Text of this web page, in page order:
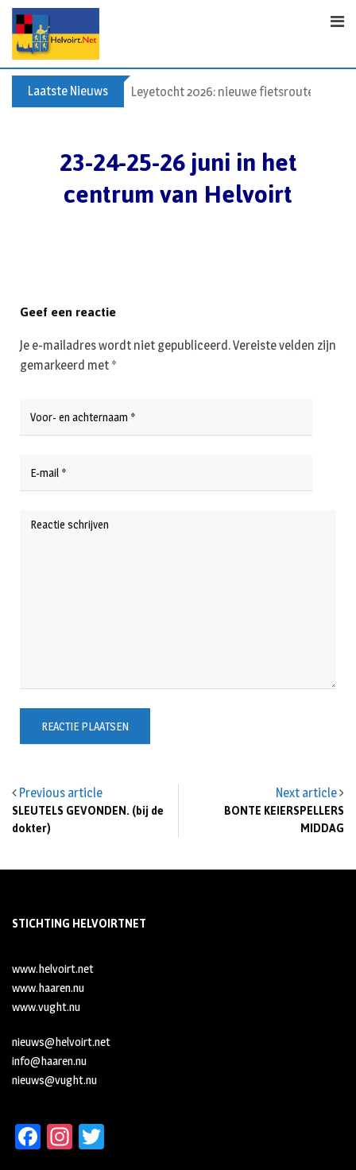
p
Laatste Nieuws Leyetocht 2026: nieuwe fietsroutes
23-24-25-26 juni in het
centrum van Helvoirt
Previous article
SLEUTELS GEVONDEN. (bij de
dokter)
Next article
BONTE KEIERSPELLERS
MIDDAG
Geef een reactie
Je e-mailadres wordt niet gepubliceerd.Vereiste velden zijn
gemarkeerd met *
STICHTING HELVOIRTNET
www.helvoirt.net
www.haaren.nu
www.vught.nu
nieuws@helvoirt.net
info@haaren.nu
nieuws@vught.nu
Fa In